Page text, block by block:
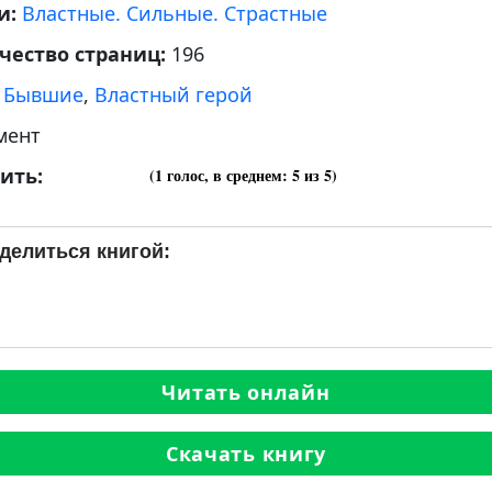
Властные. Сильные. Страстные
страниц: 196
Бывшие, Властный герой
(1 голос, в среднем: 5из 5)
книгой:
Читать онлайн
Скачать книгу